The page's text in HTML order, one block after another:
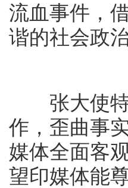
流血事件，
谐的社会政
张大使特
作，歪曲事
媒体全面客
望印媒体能